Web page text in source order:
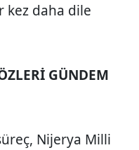
kez daha dile
GÜNDEM
Nijerya Milli